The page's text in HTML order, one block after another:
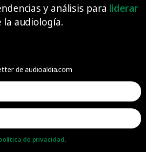
y análisis para liderar
la audiología.
de audioaldia.com
de privacidad.